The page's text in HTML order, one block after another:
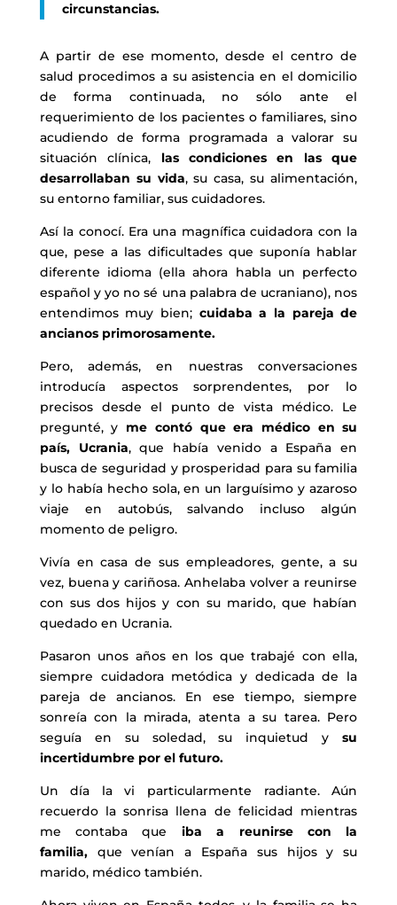
circunstancias.
A partir de ese momento, desde el centro de
salud procedimos a su asistencia en el domicilio
de forma continuada, no sólo ante el
requerimiento de los pacientes o familiares, sino
acudiendo de forma programada a valorar su
situación clínica, las condiciones en las que
desarrollaban su vida, su casa, su alimentación,
su entorno familiar, sus cuidadores.
Así la conocí. Era una magnífica cuidadora con la
que, pese a las dificultades que suponía hablar
diferente idioma (ella ahora habla un perfecto
español y yo no sé una palabra de ucraniano), nos
entendimos muy bien; cuidaba a la pareja de
ancianos primorosamente.
Pero, además, en nuestras conversaciones
introducía aspectos sorprendentes, por lo
precisos desde el punto de vista médico. Le
pregunté, y me contó que era médico en su
país, Ucrania, que había venido a España en
busca de seguridad y prosperidad para su familia
y lo había hecho sola, en un larguísimo y azaroso
viaje en autobús, salvando incluso algún
momento de peligro.
Vivía en casa de sus empleadores, gente, a su
vez, buena y cariñosa. Anhelaba volver a reunirse
con sus dos hijos y con su marido, que habían
quedado en Ucrania.
Pasaron unos años en los que trabajé con ella,
siempre cuidadora metódica y dedicada de la
pareja de ancianos. En ese tiempo, siempre
sonreía con la mirada, atenta a su tarea. Pero
seguía en su soledad, su inquietud ysu
incertidumbre por el futuro.
Un día la vi particularmente radiante. Aún
recuerdo la sonrisa llena de felicidad mientras
me contaba que iba a reunirse con la
familia,que venían a España sus hijos y su
marido, médico también.